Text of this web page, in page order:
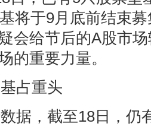
将于9月底前结束
会给节后的A股市
的重要力量。
占重头
，截至18日，仍